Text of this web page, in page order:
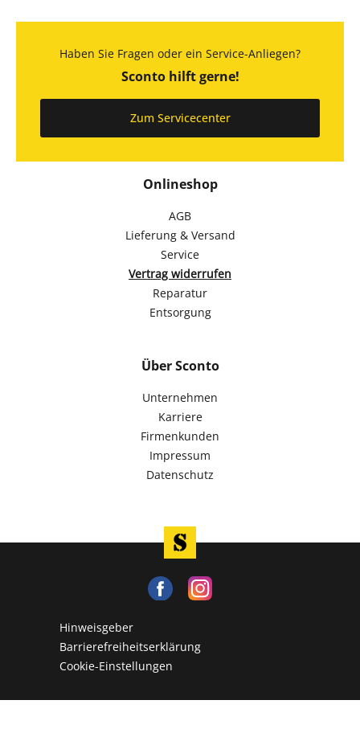
Onlineshop
AGB
Lieferung & Versand
Service
Vertrag widerrufen
Reparatur
Entsorgung
Über Sconto
Unternehmen
Karriere
Firmenkunden
Impressum
Datenschutz
Haben Sie Fragen oder ein Service-Anliegen?
Sconto hilft gerne!
Zum Servicecenter
Hinweisgeber
Barrierefreiheitserklärung
Cookie-Einstellungen